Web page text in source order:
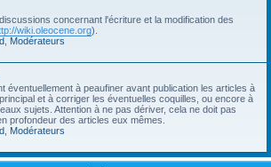
concernant l'écriture et la modification des
wiki.oleocene.org).
Modérateurs
éventuellement à peaufiner avant publication les articles à
et à corriger les éventuelles coquilles, ou encore à
sujets. Attention à ne pas dériver, cela ne doit pas
profondeur des articles eux mêmes.
Modérateurs